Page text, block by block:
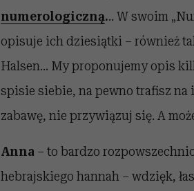
numerologiczną... W swoim
opisuje ich dziesiątki – również
Halsen... My proponujemy opis
spisie siebie, na pewno trafisz na
zabawę, nie przywiązuj się. A
Anna – to bardzo
hebrajskiego hannah – wdzięk,